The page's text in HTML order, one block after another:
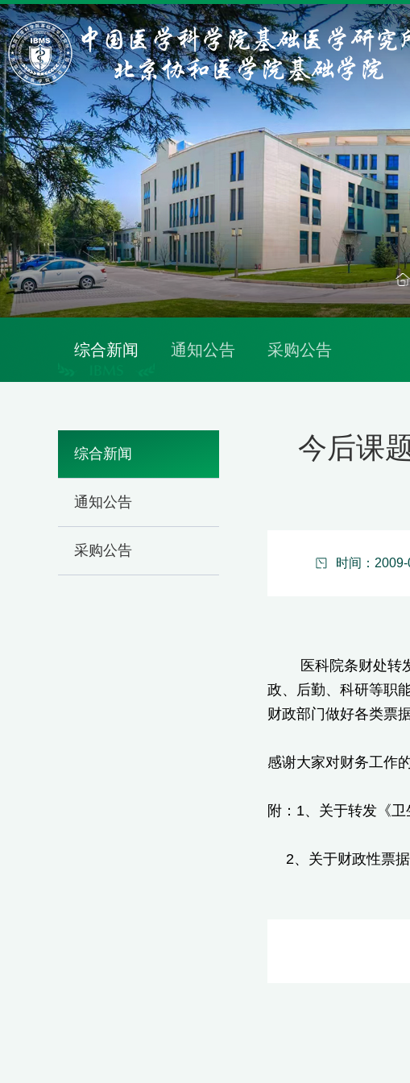
综合新闻 通知公告 采购公告
综合新闻
通知公告
采购公告
今后课
时间：
医科院条财处转
政、后勤、科研等职
财政部门做好各类票
感谢大家对财务工作
附：1、 关于转发《
2、 关于财政性票